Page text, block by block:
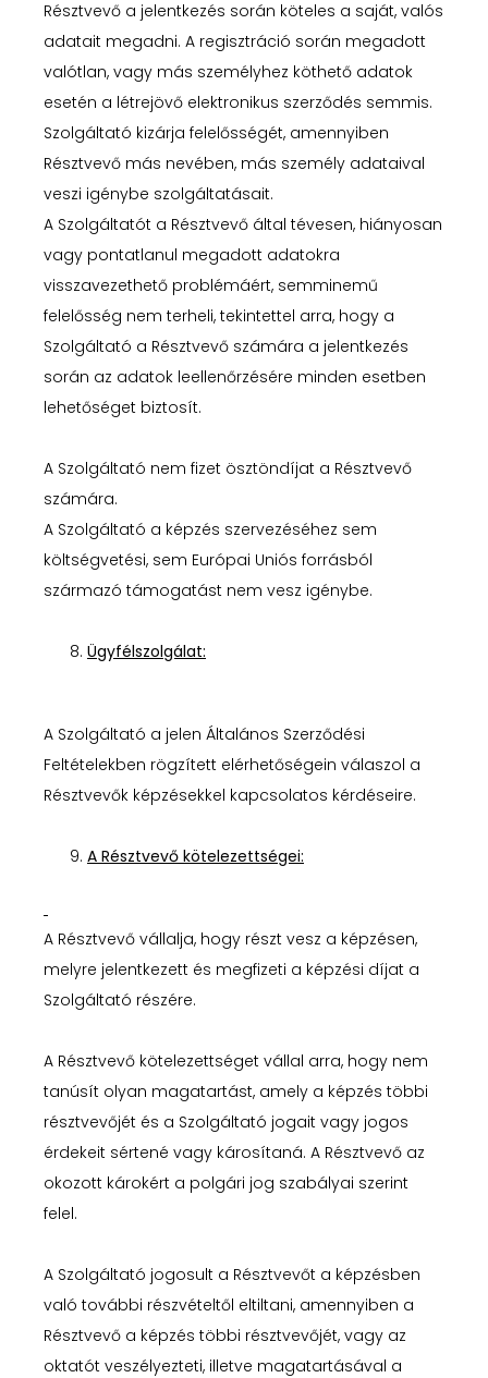
Résztvevő a jelentkezés során köteles a saját, valós
adatait megadni. A regisztráció során megadott
valótlan, vagy más személyhez köthető adatok
esetén a létrejövő elektronikus szerződés semmis.
Szolgáltató kizárja felelősségét, amennyiben
Résztvevő más nevében, más személy adataival
veszi igénybe szolgáltatásait.
A Szolgáltatót a Résztvevő által tévesen, hiányosan
vagy pontatlanul megadott adatokra
visszavezethető problémáért, semminemű
felelősség nem terheli, tekintettel arra, hogy a
Szolgáltató a Résztvevő számára a jelentkezés
során az adatok leellenőrzésére minden esetben
lehetőséget biztosít.
A Szolgáltató nem fizet ösztöndíjat a Résztvevő
számára.
A Szolgáltató a képzés szervezéséhez sem
költségvetési, sem Európai Uniós forrásból
származó támogatást nem vesz igénybe.
Ügyfélszolgálat:
A Szolgáltató a jelen Általános Szerződési
Feltételekben rögzített elérhetőségein válaszol a
Résztvevők képzésekkel kapcsolatos kérdéseire.
A Résztvevő kötelezettségei:
A Résztvevő vállalja, hogy részt vesz a képzésen,
melyre jelentkezett és megfizeti a képzési díjat a
Szolgáltató részére.
A Résztvevő kötelezettséget vállal arra, hogy nem
tanúsít olyan magatartást, amely a képzés többi
résztvevőjét és a Szolgáltató jogait vagy jogos
érdekeit sértené vagy károsítaná. A Résztvevő az
okozott károkért a polgári jog szabályai szerint
felel.
A Szolgáltató jogosult a Résztvevőt a képzésben
való további részvételtől eltiltani, amennyiben a
Résztvevő a képzés többi résztvevőjét, vagy az
oktatót veszélyezteti, illetve magatartásával a